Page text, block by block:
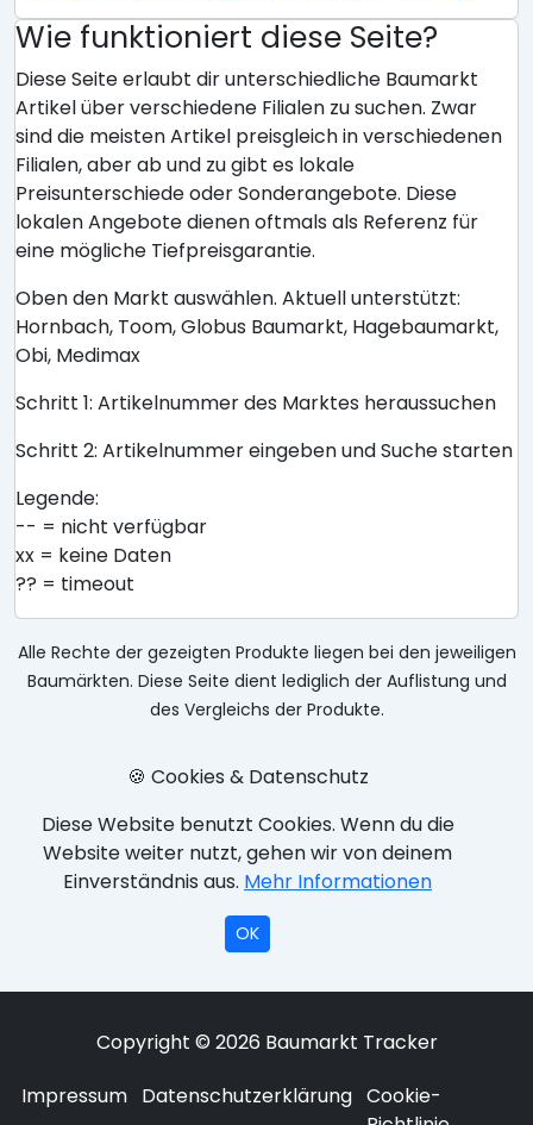
Wie funktioniert diese Seite?
Diese Seite erlaubt dir unterschiedliche Baumarkt
Artikel über verschiedene Filialen zu suchen. Zwar
sind die meisten Artikel preisgleich in verschiedenen
Filialen, aber ab und zu gibt es lokale
Preisunterschiede oder Sonderangebote. Diese
lokalen Angebote dienen oftmals als Referenz für
eine mögliche Tiefpreisgarantie.
Oben den Markt auswählen. Aktuell unterstützt:
Hornbach, Toom, Globus Baumarkt, Hagebaumarkt,
Obi, Medimax
Schritt 1: Artikelnummer des Marktes heraussuchen
Schritt 2: Artikelnummer eingeben und Suche starten
Legende:
-- = nicht verfügbar
xx = keine Daten
?? = timeout
Alle Rechte der gezeigten Produkte liegen bei den jeweiligen
Baumärkten. Diese Seite dient lediglich der Auflistung und
des Vergleichs der Produkte.
🍪 Cookies & Datenschutz
Diese Website benutzt Cookies. Wenn du die
Website weiter nutzt, gehen wir von deinem
Einverständnis aus. Mehr Informationen
OK
Copyright © 2026 Baumarkt Tracker
Impressum Datenschutzerklärung Cookie-